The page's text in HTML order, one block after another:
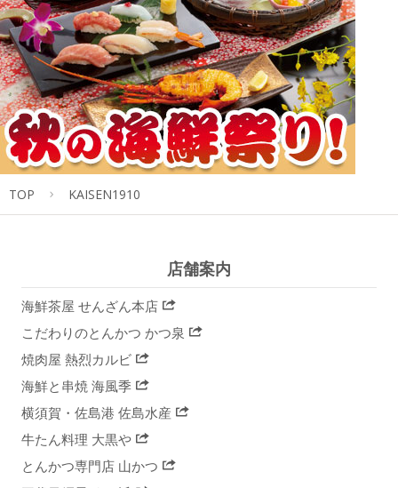
TOP KAISEN1910
店舗案内
海鮮茶屋 せんざん本店
こだわりのとんかつ かつ泉
焼肉屋 熱烈カルビ
海鮮と串焼 海風季
横須賀・佐島港 佐島水産
牛たん料理 大黒や
とんかつ専門店 山かつ